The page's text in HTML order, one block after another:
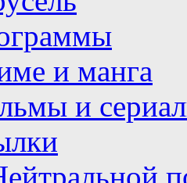
и манга
и